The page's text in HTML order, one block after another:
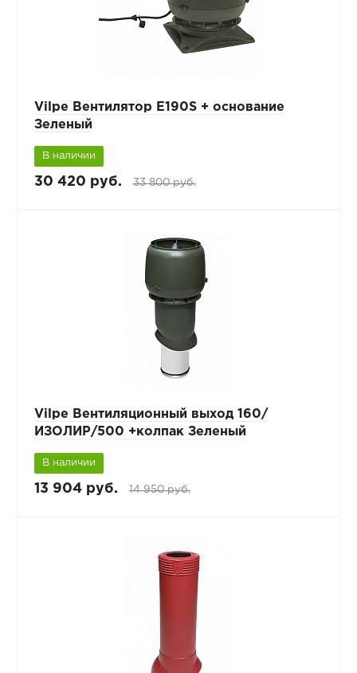
Vilpe Вентилятор E190S + основание
Зеленый
В наличии
30 420 руб. 33 800 руб.
Vilpe Вентиляционный выход 160/
ИЗОЛИР/500 +колпак Зеленый
В наличии
13 904 руб. 14 950 руб.